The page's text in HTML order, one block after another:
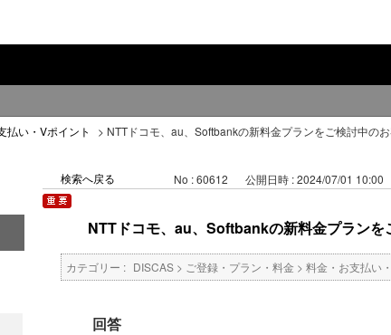
払い・Vポイント > NTTドコモ、au、Softbankの新料金プランをご検討中の
検索へ戻る No : 60612 公開日時 : 2024/07/01 10:00
NTTドコモ、au、Softbankの新料金プランを
カテゴリー : DISCAS > ご登録・プラン・料金 > 料金・お支払い
回答